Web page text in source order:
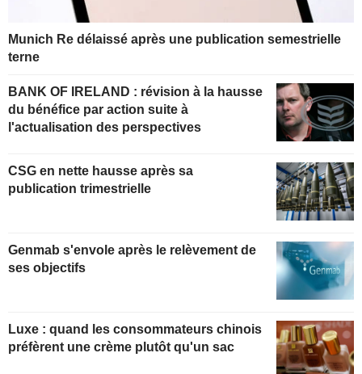
Munich Re délaissé après une publication semestrielle
terne
BANK OF IRELAND : révision à la hausse
du bénéfice par action suite à
l'actualisation des perspectives
CSG en nette hausse après sa
publication trimestrielle
Genmab s'envole après le relèvement de
ses objectifs
Luxe : quand les consommateurs chinois
préfèrent une crème plutôt qu'un sac